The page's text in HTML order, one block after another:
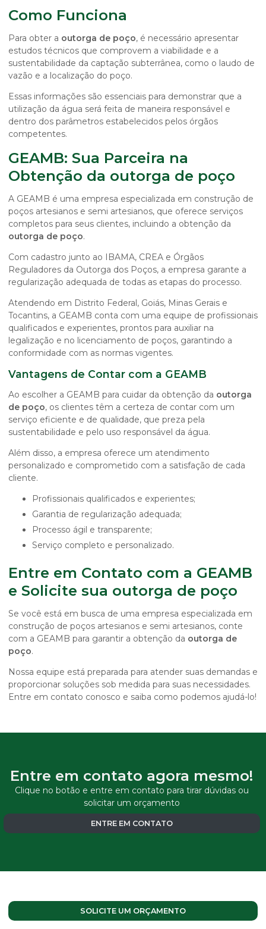
Como Funciona
Para obter a outorga de poço, é necessário apresentar
estudos técnicos que comprovem a viabilidade e a
sustentabilidade da captação subterrânea, como o laudo de
vazão e a localização do poço.
Essas informações são essenciais para demonstrar que a
utilização da água será feita de maneira responsável e
dentro dos parâmetros estabelecidos pelos órgãos
competentes.
GEAMB: Sua Parceira na
Obtenção da outorga de poço
A GEAMB é uma empresa especializada em construção de
poços artesianos e semi artesianos, que oferece serviços
completos para seus clientes, incluindo a obtenção da
outorga de poço.
Com cadastro junto ao IBAMA, CREA e Órgãos
Reguladores da Outorga dos Poços, a empresa garante a
regularização adequada de todas as etapas do processo.
Atendendo em Distrito Federal, Goiás, Minas Gerais e
Tocantins, a GEAMB conta com uma equipe de profissionais
qualificados e experientes, prontos para auxiliar na
legalização e no licenciamento de poços, garantindo a
conformidade com as normas vigentes.
Vantagens de Contar com a GEAMB
Ao escolher a GEAMB para cuidar da obtenção da outorga
de poço, os clientes têm a certeza de contar com um
serviço eficiente e de qualidade, que preza pela
sustentabilidade e pelo uso responsável da água.
Além disso, a empresa oferece um atendimento
personalizado e comprometido com a satisfação de cada
cliente.
Profissionais qualificados e experientes;
Garantia de regularização adequada;
Processo ágil e transparente;
Serviço completo e personalizado.
Entre em Contato com a GEAMB
e Solicite sua outorga de poço
Se você está em busca de uma empresa especializada em
construção de poços artesianos e semi artesianos, conte
com a GEAMB para garantir a obtenção da outorga de
poço.
Nossa equipe está preparada para atender suas demandas e
proporcionar soluções sob medida para suas necessidades.
Entre em contato conosco e saiba como podemos ajudá-lo!
Entre em contato agora mesmo!
Clique no botão e entre em contato para tirar dúvidas ou
solicitar um orçamento
ENTRE EM CONTATO
SOLICITE UM ORÇAMENTO